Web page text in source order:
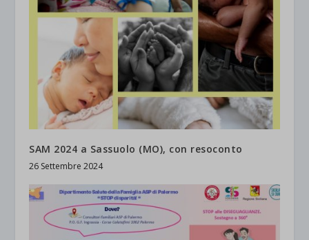
SAM 2024 a Sassuolo (MO), con resoconto
26 Settembre 2024